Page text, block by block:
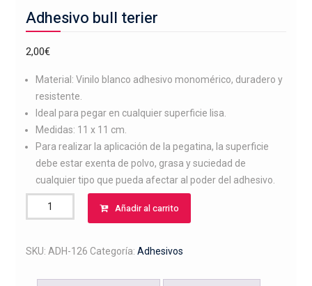
Adhesivo bull terier
2,00€
Material: Vinilo blanco adhesivo monomérico, duradero y
resistente.
Ideal para pegar en cualquier superficie lisa.
Medidas: 11 x 11 cm.
Para realizar la aplicación de la pegatina, la superficie
debe estar exenta de polvo, grasa y suciedad de
cualquier tipo que pueda afectar al poder del adhesivo.
Adhesivo
bull
cantidad
Añadir al carrito
SKU: ADH-126 Categoría: Adhesivos